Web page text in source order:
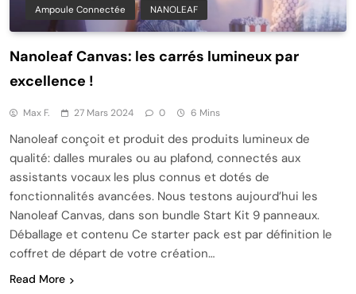
Ampoule Connectée NANOLEAF
Nanoleaf Canvas: les carrés lumineux par
excellence !
Max F. 27 Mars 2024 0 6 Mins
Nanoleaf conçoit et produit des produits lumineux de
qualité: dalles murales ou au plafond, connectés aux
assistants vocaux les plus connus et dotés de
fonctionnalités avancées. Nous testons aujourd’hui les
Nanoleaf Canvas, dans son bundle Start Kit 9 panneaux.
Déballage et contenu Ce starter pack est par définition le
coffret de départ de votre création…
Read More